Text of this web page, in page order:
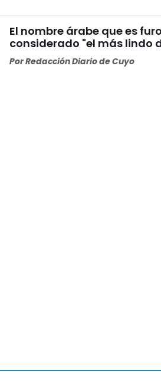
El nombre árabe que es
considerado "el más lindo
PorRedacción Diario de Cuyo